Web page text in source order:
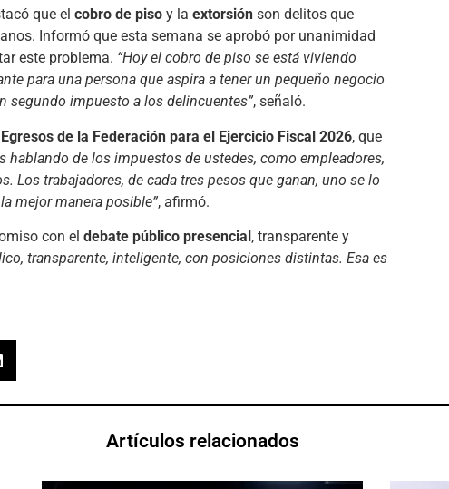
que el cobro de piso y la extorsión son delitos que
Informó que esta semana se aprobó por unanimidad
este problema. “Hoy el cobro de piso se está viviendo
para una persona que aspira a tener un pequeño negocio
segundo impuesto a los delincuentes”, señaló.
de la Federación para el Ejercicio Fiscal 2026, que
hablando de los impuestos de ustedes, como empleadores,
Los trabajadores, de cada tres pesos que ganan, uno se lo
mejor manera posible”, afirmó.
con el debate público presencial, transparente y
transparente, inteligente, con posiciones distintas. Esa es
Artículos relacionados